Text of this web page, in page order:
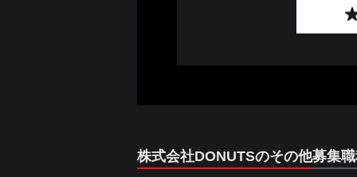
株式会社DONUTSのその他募集